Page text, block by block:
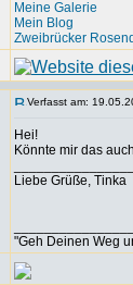
Meine Galerie
Mein Blog
Zweibrücker
Verfasst am:
Hei!
Könnte mir das
Liebe Grüße, Tinka
"Geh Deinen Weg